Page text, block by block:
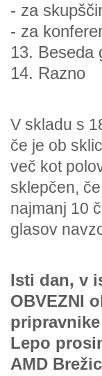
- za
- za
13. Beseda
14. Razno
V skladu s
če je ob
več kot
sklepčen,
najmanj 10
glasov
Isti dan, v
OBVEZNI
pripravnike
Lepo
AMD